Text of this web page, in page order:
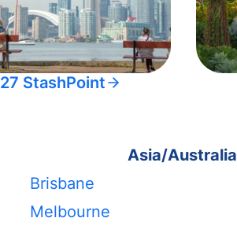
27 StashPoint
Asia/Australia
Brisbane
Melbourne